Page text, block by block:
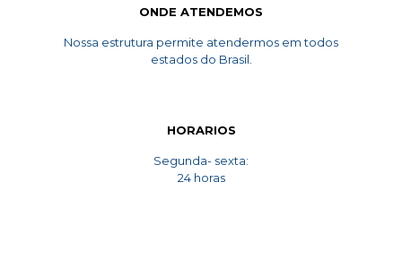
ONDE ATENDEMOS
Nossa estrutura permite atendermos em todos
estados do Brasil.
HORARIOS
Segunda- sexta:
24 horas